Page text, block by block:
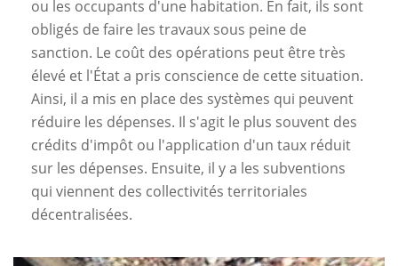
ou les occupants d'une habitation. En fait, ils sont
obligés de faire les travaux sous peine de
sanction. Le coût des opérations peut être très
élevé et l'État a pris conscience de cette situation.
Ainsi, il a mis en place des systèmes qui peuvent
réduire les dépenses. Il s'agit le plus souvent des
crédits d'impôt ou l'application d'un taux réduit
sur les dépenses. Ensuite, il y a les subventions
qui viennent des collectivités territoriales
décentralisées.